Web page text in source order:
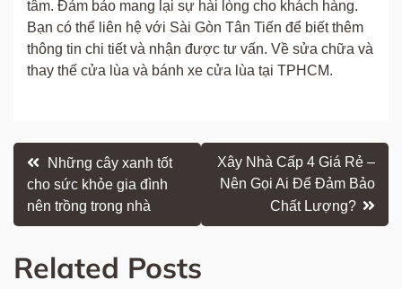
tâm. Đảm bảo mang lại sự hài lòng cho khách hàng.
Bạn có thể liên hệ với Sài Gòn Tân Tiến để biết thêm
thông tin chi tiết và nhận được tư vấn. Về sửa chữa và
thay thế cửa lùa và bánh xe cửa lùa tại TPHCM.
Điều
hướng
bài
viết
Những cây xanh tốt
cho sức khỏe gia đình
nên trồng trong nhà
Xây Nhà Cấp 4 Giá Rẻ –
Nên Gọi Ai Để Đảm Bảo
Chất Lượng?
Related Posts